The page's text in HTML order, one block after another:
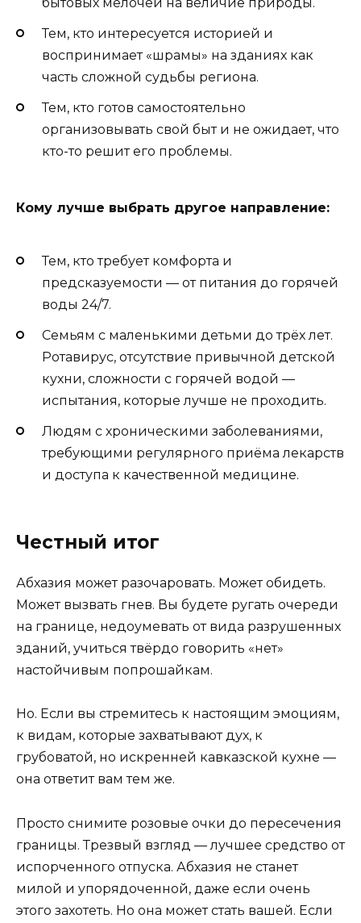
Тем, кто интересуется историей и
воспринимает «шрамы» на зданиях как
часть сложной судьбы региона.
Тем, кто готов самостоятельно
организовывать свой быт и не ожидает, что
кто-то решит его проблемы.
Кому лучше выбрать другое направление:
Тем, кто требует комфорта и
предсказуемости — от питания до горячей
воды 24/7.
Семьям с маленькими детьми до трёх лет.
Ротавирус, отсутствие привычной детской
кухни, сложности с горячей водой —
испытания, которые лучше не проходить.
Людям с хроническими заболеваниями,
требующими регулярного приёма лекарств
и доступа к качественной медицине.
Честный итог
Абхазия может разочаровать. Может обидеть.
Может вызвать гнев. Вы будете ругать очереди
на границе, недоумевать от вида разрушенных
зданий, учиться твёрдо говорить «нет»
настойчивым попрошайкам.
Но. Если вы стремитесь к настоящим эмоциям,
к видам, которые захватывают дух, к
грубоватой, но искренней кавказской кухне —
она ответит вам тем же.
Просто снимите розовые очки до пересечения
границы. Трезвый взгляд — лучшее средство от
испорченного отпуска. Абхазия не станет
милой и упорядоченной, даже если очень
этого захотеть. Но она может стать вашей. Если